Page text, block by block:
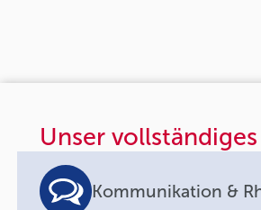
Unser
Kommunikation &